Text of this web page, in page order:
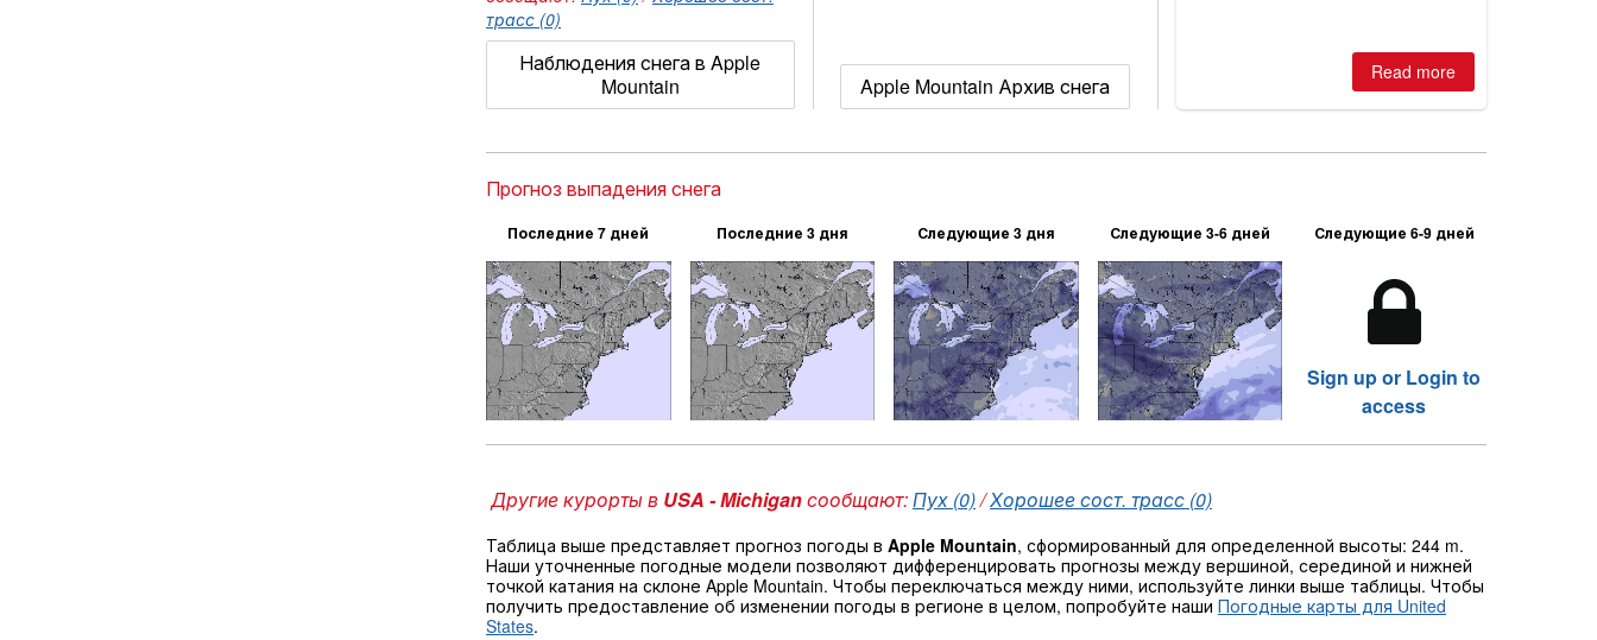
трасс (0)
Наблюдения снега в Apple
Mountain
Apple Mountain Архив снега
Read more
Прогноз выпадения снега
Последние 7 дней Последние 3 дня Следующие 3 дня Следующие 3-6 дней Следующие 6-9 дней
Sign up or Login to
access
Другие курорты в USA - Michiganсообщают:Пух (0)/Хорошее сост. трасс (0)
Таблица выше представляет прогноз погоды в Apple Mountain, сформированный для определенной высоты: 244 m.
Наши уточненные погодные модели позволяют дифференцировать прогнозы между вершиной, серединой и нижней
точкой катания на склоне Apple Mountain. Чтобы переключаться между ними, используйте линки выше таблицы. Чтобы
получить предоставление об изменении погоды в регионе в целом, попробуйте наши Погодные карты для United
States.